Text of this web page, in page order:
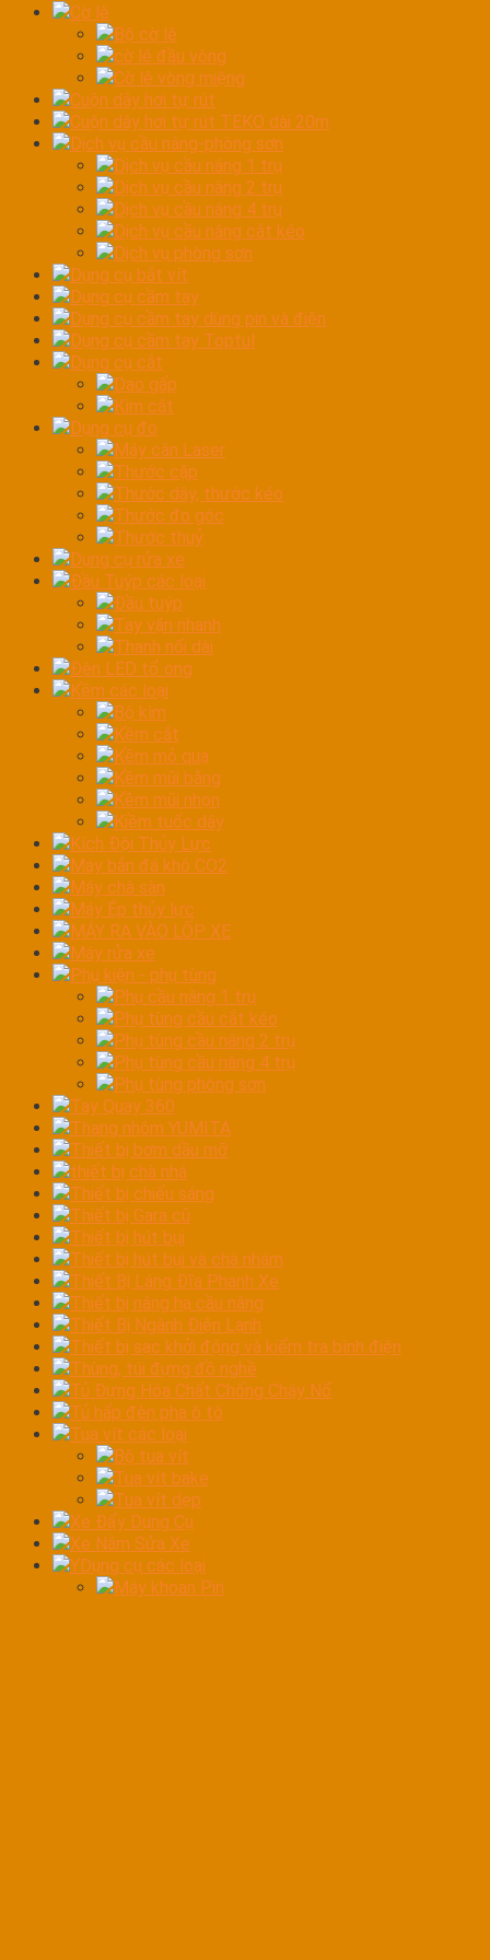
Cờ lê
Bộ cờ lê
cờ lê đầu vòng
Cờ lê vòng miệng
Cuộn dây hơi tự rút
Cuộn dây hơi tự rút TEKO dài 20m
Dịch vụ cầu nâng-phòng sơn
Dịch vụ cầu nâng 1 trụ
Dịch vụ cầu nâng 2 trụ
Dịch vụ cầu nâng 4 trụ
Dịch vụ cầu nâng cắt kéo
Dịch vụ phòng sơn
Dụng cụ bắt vít
Dụng cụ cầm tay
Dụng cụ cầm tay dùng pin và điện
Dụng cụ cầm tay Toptul
Dụng cụ cắt
Dao gấp
Kìm cắt
Dụng cụ đo
Máy cân Laser
Thước cặp
Thước dây, thước kéo
Thước đo góc
Thước thuỷ
Dụng cụ rửa xe
Đầu Tuýp các loại
Đầu tuýp
Tay vặn nhanh
Thanh nối dài
Đèn LED tổ ong
Kềm các loại
Bộ kìm
Kềm cắt
Kềm mỏ quạ
Kềm mũi bằng
Kềm mũi nhọn
Kiềm tuốc dây
Kích Đội Thủy Lực
Máy bắn đá khô CO2
Máy chà sàn
Máy Ép thủy lực
MÁY RA VÀO LỐP XE
Máy rửa xe
Phụ kiện - phụ tùng
Phụ cầu nâng 1 trụ
Phụ tùng cầu cắt kéo
Phụ tùng cầu nâng 2 trụ
Phụ tùng cầu nâng 4 trụ
Phụ tùng phòng sơn
Tay Quay 360
Thang nhôm YUMITA
Thiết bị bơm dầu mỡ
thiết bị chà nhá
Thiết bị chiếu sáng
Thiết bị Gara cũ
Thiết bị hút bụi
Thiết bị hút bụi và chà nhám
Thiết Bị Láng Đĩa Phanh Xe
Thiết bị nâng hạ cầu nâng
Thiết Bị Ngành Điện Lạnh
Thiết bị sạc khởi động và kiểm tra bình điện
Thùng, túi đựng đồ nghề
Tủ Đựng Hóa Chất Chống Cháy Nổ
Tủ hấp đèn pha ô tô
Tua vít các loại
Bộ tua vít
Tua vít bake
Tua vít dẹp
Xe Đẩy Dụng Cụ
Xe Nằm Sửa Xe
YDụng cụ các loại
Máy khoan Pin